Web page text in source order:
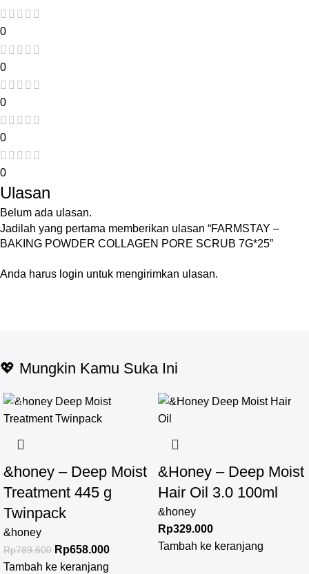
0
0
0
0
0
Ulasan
Belum ada ulasan.
Jadilah yang pertama memberikan ulasan “FARMSTAY –
BAKING POWDER COLLAGEN PORE SCRUB 7G*25”
Anda harus login untuk mengirimkan ulasan.
💖 Mungkin Kamu Suka Ini
-17%
&honey – Deep Moist
Treatment 445 g
Twinpack
&honey
Rp789.600 Rp658.000
Tambah ke keranjang
&Honey – Deep Moist
Hair Oil 3.0 100ml
&honey
Rp329.000
Tambah ke keranjang